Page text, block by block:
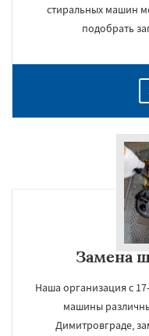
стиральных машин
подобрать
Замена
Наша организация с
машины
Димитровграде,